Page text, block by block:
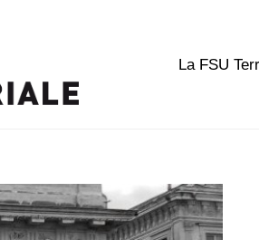
La FSU